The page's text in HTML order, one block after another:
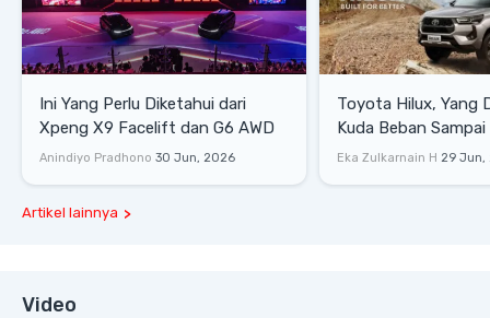
Ini Yang Perlu Diketahui dari
Xpeng X9 Facelift dan G6 AWD
Anindiyo Pradhono 30 Jun, 2026
Toyota Hilux, Yang
Kuda Beban
Lifestyle
Eka Zulkarnain H 29 Jun,
Artikel lainnya
Video